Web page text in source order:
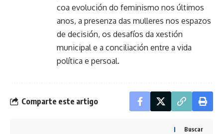
coa evolución do feminismo nos últimos
anos, a presenza das mulleres nos espazos
de decisión, os desafíos da xestión
municipal e a conciliación entre a vida
política e persoal.
Comparte este artigo
Buscar